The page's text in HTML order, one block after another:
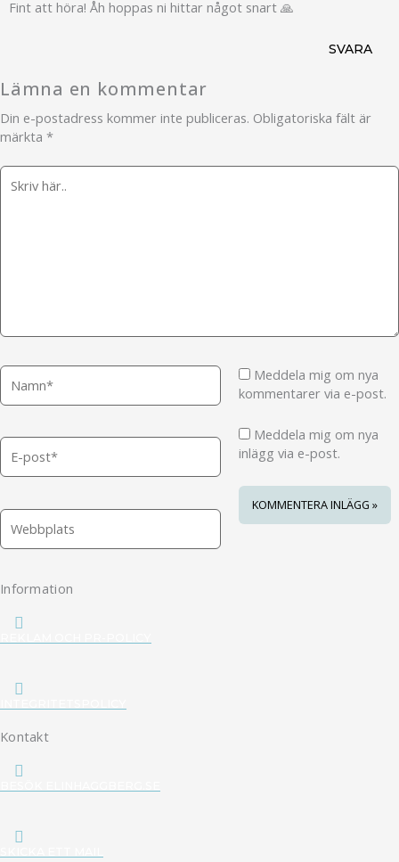
Fint att höra! Åh hoppas ni hittar något snart 🙏
SVARA
Lämna en kommentar
Din e-postadress kommer inte publiceras. Obligatoriska fält är
märkta *
Skriv
här..
Namn*
E-
post*
Webbplats
Meddela mig om nya
kommentarer via e-post.
Meddela mig om nya
inlägg via e-post.
Information
Kontakt